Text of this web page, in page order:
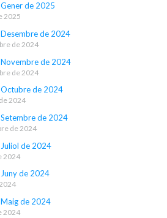
de 2025
2025
de 2024
de 2024
de 2024
de 2024
de 2024
2024
de 2024
de 2024
de 2024
2024
de 2024
de 2024
2024